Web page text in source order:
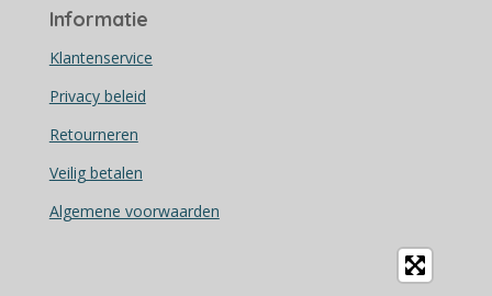
Informatie
Klantenservice
Privacy beleid
Retourneren
Veilig betalen
Algemene voorwaarden